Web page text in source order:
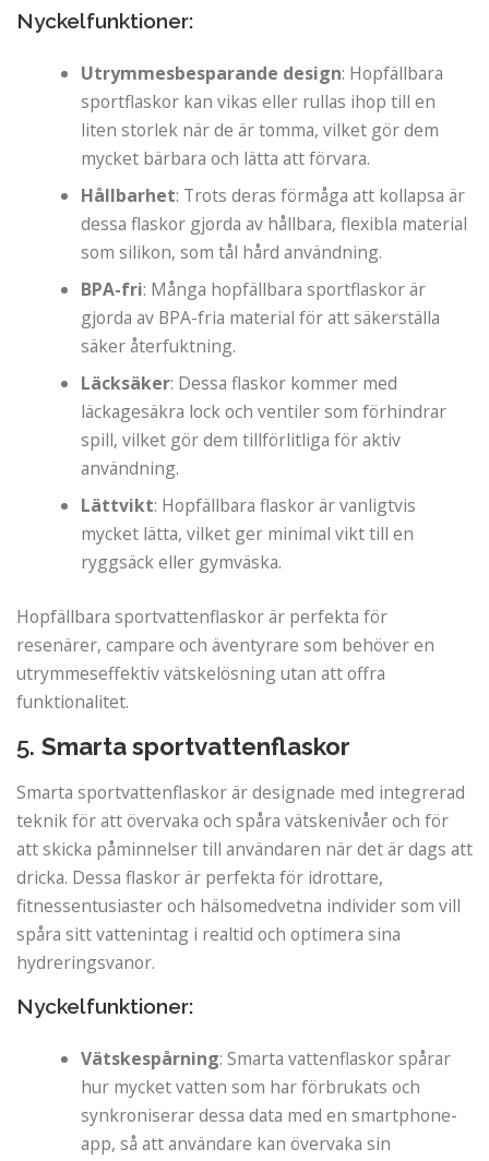
Nyckelfunktioner:
Utrymmesbesparande design: Hopfällbara
sportflaskor kan vikas eller rullas ihop till en
liten storlek när de är tomma, vilket gör dem
mycket bärbara och lätta att förvara.
Hållbarhet: Trots deras förmåga att kollapsa är
dessa flaskor gjorda av hållbara, flexibla material
som silikon, som tål hård användning.
BPA-fri: Många hopfällbara sportflaskor är
gjorda av BPA-fria material för att säkerställa
säker återfuktning.
Läcksäker: Dessa flaskor kommer med
läckagesäkra lock och ventiler som förhindrar
spill, vilket gör dem tillförlitliga för aktiv
användning.
Lättvikt: Hopfällbara flaskor är vanligtvis
mycket lätta, vilket ger minimal vikt till en
ryggsäck eller gymväska.
Hopfällbara sportvattenflaskor är perfekta för
resenärer, campare och äventyrare som behöver en
utrymmeseffektiv vätskelösning utan att offra
funktionalitet.
5. Smarta sportvattenflaskor
Smarta sportvattenflaskor är designade med integrerad
teknik för att övervaka och spåra vätskenivåer och för
att skicka påminnelser till användaren när det är dags att
dricka. Dessa flaskor är perfekta för idrottare,
fitnessentusiaster och hälsomedvetna individer som vill
spåra sitt vattenintag i realtid och optimera sina
hydreringsvanor.
Nyckelfunktioner:
Vätskespårning: Smarta vattenflaskor spårar
hur mycket vatten som har förbrukats och
synkroniserar dessa data med en smartphone-
app, så att användare kan övervaka sin